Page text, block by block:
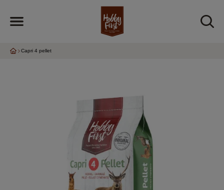
Capri 4 pellet